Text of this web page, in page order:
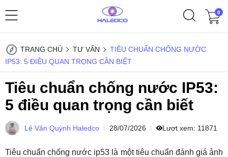
0
TRANG CHỦ TƯ VẤN
TIÊU CHUẨN CHỐNG NƯỚC
IP53: 5 ĐIỀU QUAN TRỌNG CẦN BIẾT
Tiêu chuẩn chống nước IP53:
5 điều quan trọng cần biết
Lê Văn Quỳnh Haledco 28/07/2026 Lượt xem: 11871
Tiêu chuẩn chống nước ip53 là một tiêu chuẩn đánh giá ảnh